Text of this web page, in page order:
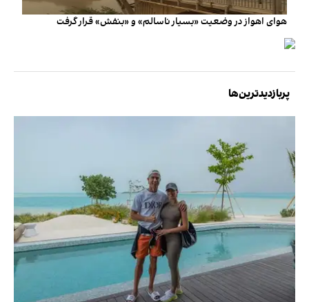
هوای اهواز در وضعیت «بسیار ناسالم» و «بنفش» قرار گرفت
پربازدیدترین‌ها